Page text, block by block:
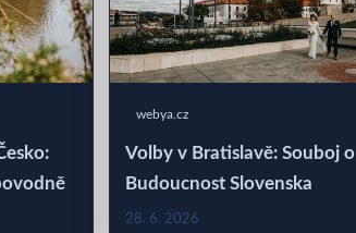
webya.cz
Volby v Bratislavě: Souboj o
Budoucnost Slovenska
28. 6. 2026